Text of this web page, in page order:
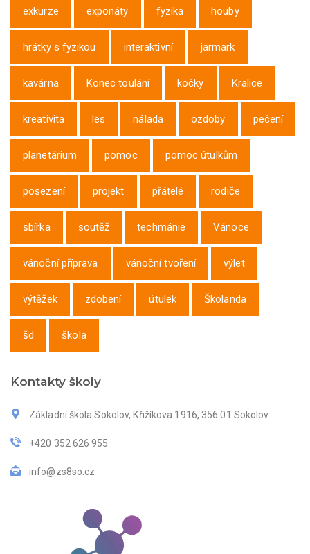
exkurze exponáty fyzika houby
hrátky s fyzikou interaktivní jarmark
kavárna Konec toulání kočky Kralice
kreativita les nálada ozdoby pečení
planetárium pomoc pomoc útulkům
posezení projekt přátelé rodiče
sbírka soutěž techmánie Vánoce
vánoční příprava vánoční tvoření výlet
výtěžek zdobení útulek Školanda
šd škola
Kontakty školy
Základní škola Sokolov, Křižíkova 1916, 356 01 Sokolov
+420 352 626 955
info@zs8so.cz